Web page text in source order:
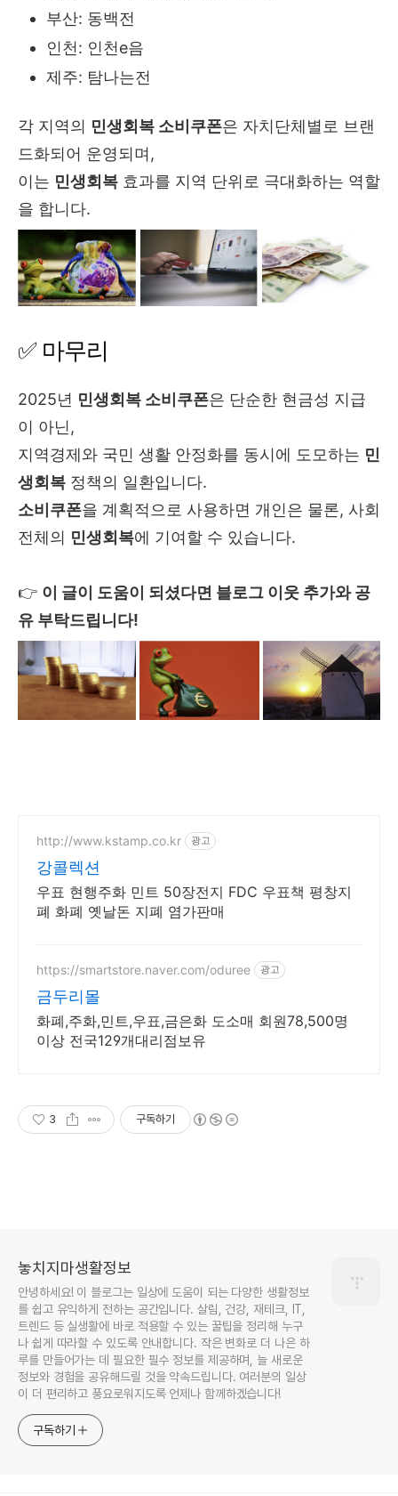
부산: 동백전
인천: 인천e음
제주: 탐나는전
각 지역의 민생회복 소비쿠폰은 자치단체별로 브랜
드화되어 운영되며,
이는 민생회복 효과를 지역 단위로 극대화하는 역할
을 합니다.
✅ 마무리
2025년 민생회복 소비쿠폰은 단순한 현금성 지급
이 아닌,
지역경제와 국민 생활 안정화를 동시에 도모하는 민
생회복 정책의 일환입니다.
소비쿠폰을 계획적으로 사용하면 개인은 물론, 사회
전체의 민생회복에 기여할 수 있습니다.
👉 이 글이 도움이 되셨다면 블로그 이웃 추가와 공
유 부탁드립니다!
http://www.kstamp.co.kr 광고
강콜렉션
우표 현행주화 민트 50장전지 FDC 우표책 평창지
폐 화폐 옛날돈 지폐 염가판매
https://smartstore.naver.com/oduree 광고
금두리몰
화폐,주화,민트,우표,금은화 도소매 회원78,500명
이상 전국129개대리점보유
3 구독하기
놓치지마생활정보
안녕하세요! 이 블로그는 일상에 도움이 되는 다양한 생활정보
를 쉽고 유익하게 전하는 공간입니다. 살림, 건강, 재테크, IT,
트렌드 등 실생활에 바로 적용할 수 있는 꿀팁을 정리해 누구
나 쉽게 따라할 수 있도록 안내합니다. 작은 변화로 더 나은 하
루를 만들어가는 데 필요한 필수 정보를 제공하며, 늘 새로운
정보와 경험을 공유해드릴 것을 약속드립니다. 여러분의 일상
이 더 편리하고 풍요로워지도록 언제나 함께하겠습니다!
구독하기